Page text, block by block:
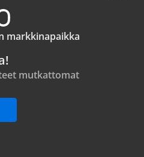
markkinapaikka
mutkattomat